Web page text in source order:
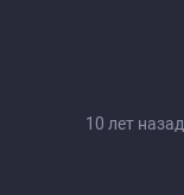
10 лет назад